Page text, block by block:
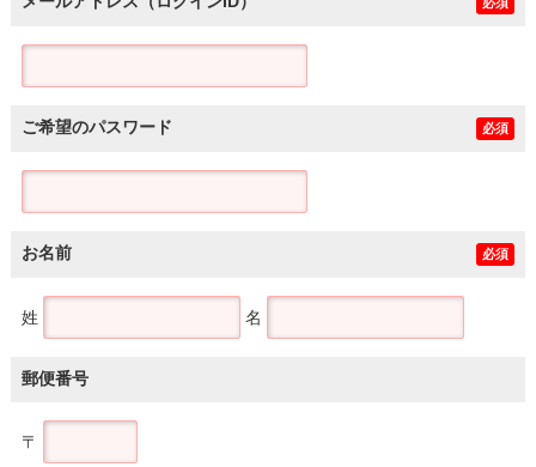
ご希望のパスワード 必須
お名前 必須
姓 名
郵便番号
〒